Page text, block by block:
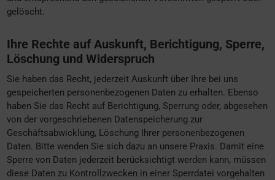
gelöscht.
Ihre Rechte auf Auskunft, Berichtigung, Sperre,
Löschung und Widerspruch
Sie haben das Recht, jederzeit Auskunft über Ihre bei uns
gespeicherten personenbezogenen Daten zu erhalten. Ebenso
haben Sie das Recht auf Berichtigung, Sperrung oder, abgesehen
von der vorgeschriebenen Datenspeicherung zur
Geschäftsabwicklung, Löschung Ihrer personenbezogenen
Daten. Bitte wenden Sie sich dazu an unsere Praxis. Damit eine
Sperre von Daten jederzeit berücksichtigt werden kann, müssen
diese Daten zu Kontrollzwecken in einer Sperrdatei vorgehalten